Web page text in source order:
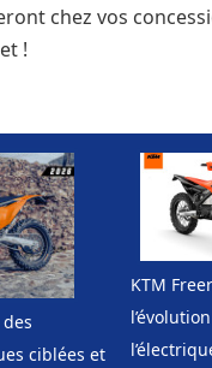
chez vos
!
ciblées et
KTM